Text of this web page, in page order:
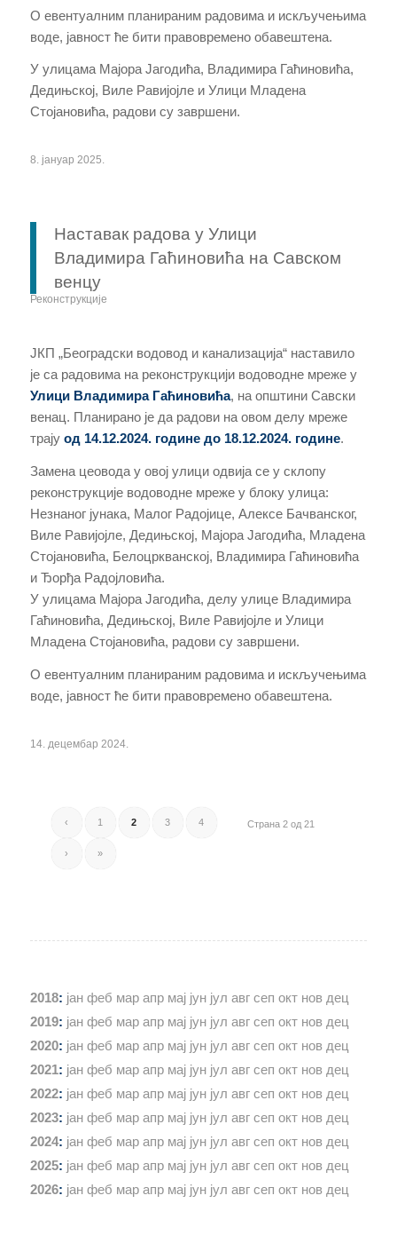
О евентуалним планираним радовима и искључењима
воде, јавност ће бити правовремено обавештена.
У улицама Мајора Јагодића, Владимира Гаћиновића,
Дедињској, Виле Равијојле и Улици Младена
Стојановића, радови су завршени.
8. јануар 2025.
Наставак радова у Улици
Владимира Гаћиновића на Савском
венцу
Реконструкције
ЈКП „Београдски водовод и канализација“ наставило
је са радовима на реконструкцији водоводне мреже у
Улици Владимира Гаћиновића, на општини Савски
венац. Планирано је да радови на овом делу мреже
трају од 14.12.2024. године до 18.12.2024. године.
Замена цеовода у овој улици одвија се у склопу
реконструкције водоводне мреже у блоку улица:
Незнаног јунака, Малог Радојице, Алексe Бачванског,
Виле Равијојле, Дедињској, Мајора Јагодића, Младена
Стојановића, Белоцркванској, Владимира Гаћиновића
и Ђорђа Радојловића.
У улицама Мајора Јагодића, делу улице Владимира
Гаћиновића, Дедињској, Виле Равијојле и Улици
Младена Стојановића, радови су завршени.
О евентуалним планираним радовима и искључењима
воде, јавност ће бити правовремено обавештена.
14. децембар 2024.
Страна 2 од 21
‹ 1 2 3 4
› »
2018: јан феб мар апр мај јун јул авг сеп окт нов дец
2019: јан феб мар апр мај јун јул авг сеп окт нов дец
2020: јан феб мар апр мај јун јул авг сеп окт нов дец
2021: јан феб мар апр мај јун јул авг сеп окт нов дец
2022: јан феб мар апр мај јун јул авг сеп окт нов дец
2023: јан феб мар апр мај јун јул авг сеп окт нов дец
2024: јан феб мар апр мај јун јул авг сеп окт нов дец
2025: јан феб мар апр мај јун јул авг сеп окт нов дец
2026: јан феб мар апр мај јун јул авг сеп окт нов дец